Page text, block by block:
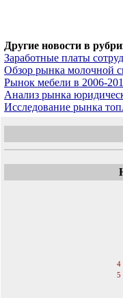
Другие новости в
Заработные платы
Обзор рынка молочной
Рынок мебели в 2006-
Анализ рынка
Исследование рынка
4
5